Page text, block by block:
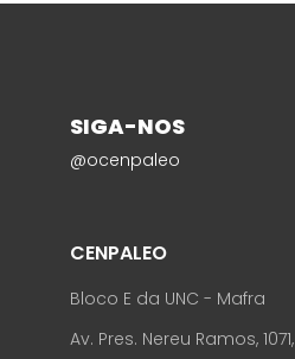
SIGA-NOS
@ocenpaleo
CENPALEO
Bloco E da UNC - Mafra
Av. Pres. Nereu Ramos, 1071,